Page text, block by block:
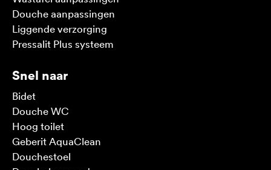
Douche aanpassingen
Liggende verzorging
Pressalit Plus systeem
Snel naar
Bidet
Douche WC
Hoog toilet
Geberit AquaClean
Douchestoel